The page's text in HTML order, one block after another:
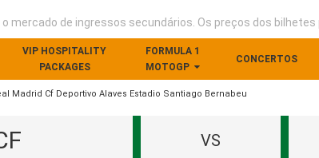
mercado de ingressos secundários. Os preços dos bilhetes
VIP HOSPITALITY
PACKAGES
FORMULA 1
MOTOGP
CONCERTOS
Madrid Cf Deportivo Alaves Estadio Santiago Bernabeu
VS